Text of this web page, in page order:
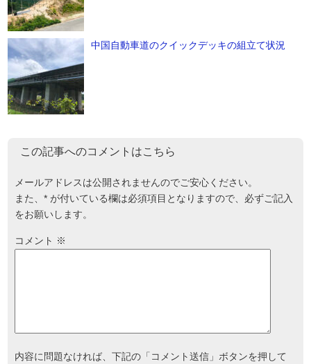
中国自動車道のクイックデッキの組立て状況
この記事へのコメントはこちら
メールアドレスは公開されませんのでご安心ください。
また、* が付いている欄は必須項目となりますので、必ずご記入
をお願いします。
コメント ※
内容に問題なければ、下記の「コメント送信」ボタンを押して